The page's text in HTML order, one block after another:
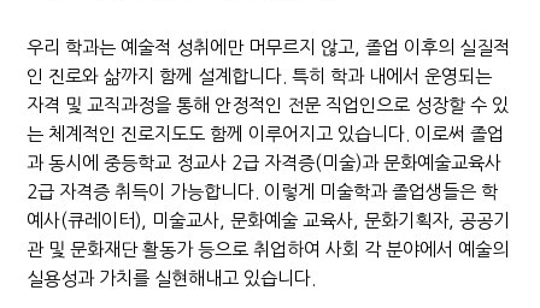
우리 학과는 예술적 성취에만 머무르지 않고, 졸업 이후의 실질적
인 진로와 삶까지 함께 설계합니다. 특히 학과 내에서 운영되는
자격 및 교직과정을 통해 안정적인 전문 직업인으로 성장할 수 있
는 체계적인 진로지도도 함께 이루어지고 있습니다. 이로써 졸업
과 동시에 중등학교 정교사 2급 자격증(미술)과 문화예술교육사
2급 자격증 취득이 가능합니다. 이렇게 미술학과 졸업생들은 학
예사(큐레이터), 미술교사, 문화예술 교육사, 문화기획자, 공공기
관 및 문화재단 활동가 등으로 취업하여 사회 각 분야에서 예술의
실용성과 가치를 실현해내고 있습니다.